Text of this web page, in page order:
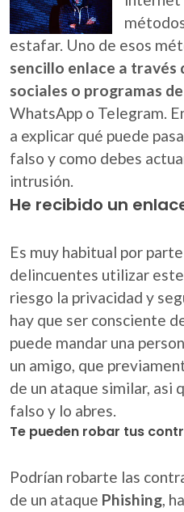
estafar. Uno de esos
sencillo enlace a través
sociales o programas
WhatsApp o Telegram.
a explicar qué puede
falso y como debes
intrusión.
He recibido un
Es muy habitual por
delincuentes utilizar
riesgo la privacidad y
hay que ser consciente
puede mandar una
un amigo, que
de un ataque similar, asi
falso y lo abres.
Te pueden robar tus
Podrían robarte las
de un ataque Phishing,